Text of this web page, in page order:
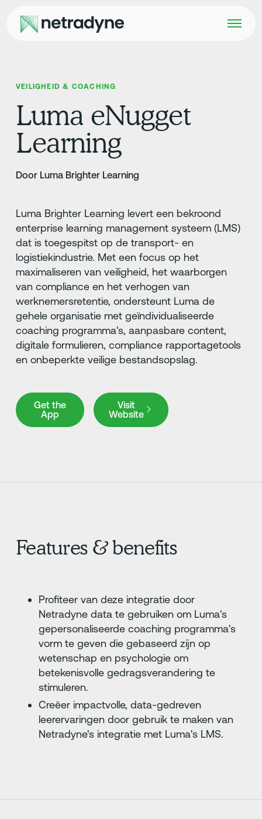
VEILIGHEID & COACHING
Luma eNugget
Learning
Door Luma Brighter Learning
Luma Brighter Learning levert een bekroond
enterprise learning management systeem (LMS)
dat is toegespitst op de transport- en
logistiekindustrie. Met een focus op het
maximaliseren van veiligheid, het waarborgen
van compliance en het verhogen van
werknemersretentie, ondersteunt Luma de
gehele organisatie met geïndividualiseerde
coaching programma's, aanpasbare content,
digitale formulieren, compliance rapportagetools
en onbeperkte veilige bestandsopslag.
Get the
App
Get the App
Visit
Website
Visit Website
Features & benefits
Profiteer van deze integratie door
Netradyne data te gebruiken om Luma's
gepersonaliseerde coaching programma's
vorm te geven die gebaseerd zijn op
wetenschap en psychologie om
betekenisvolle gedragsverandering te
stimuleren.
Creëer impactvolle, data-gedreven
leerervaringen door gebruik te maken van
Netradyne's integratie met Luma's LMS.